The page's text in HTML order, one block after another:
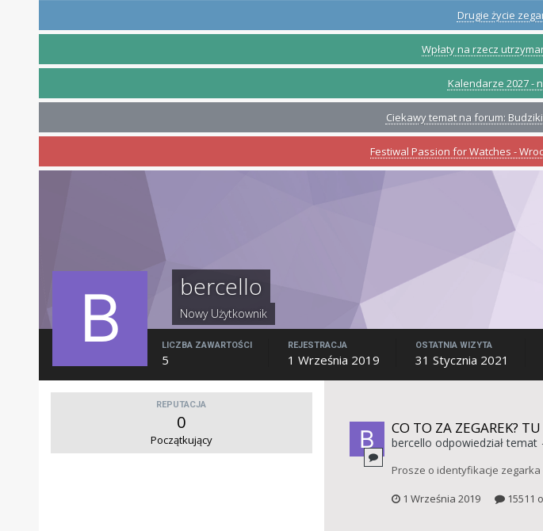
Drugie życie
Wpłaty na rzecz
Kalendarze 2027 -
Ciekawy temat na forum:
Festiwal Passion for Watches -
bercello
Nowy Użytkownik
LICZBA ZAWARTOŚCI
5
REJESTRACJA
1 Września 2019
OSTATNIA WIZYTA
31 Stycznia 2021
REPUTACJA
0
Początkujący
CO TO ZA ZEGAREK?
bercello odpowiedział
Prosze o identyfikacje zegarka
1 Września 2019
15511